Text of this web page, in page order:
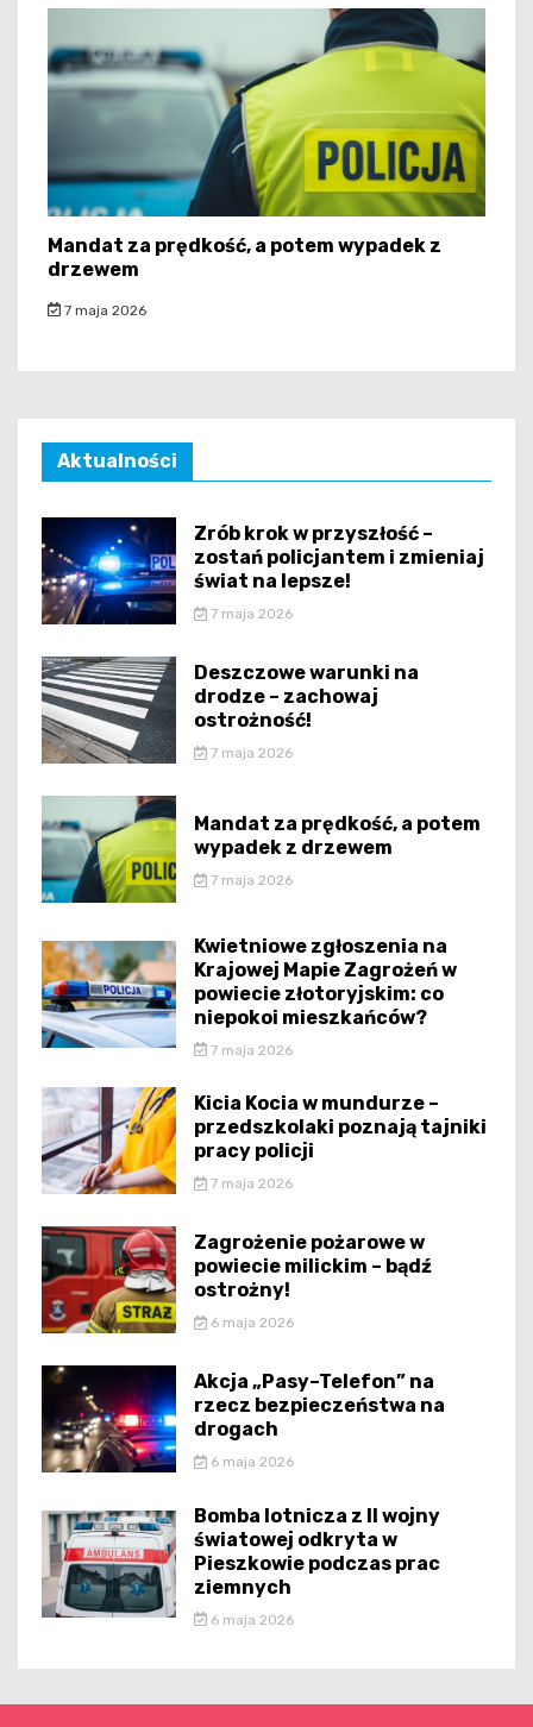
Mandat za prędkość, a potem wypadek z
drzewem
7 maja 2026
Aktualności
Zrób krok w przyszłość –
zostań policjantem i zmieniaj
świat na lepsze!
7 maja 2026
Deszczowe warunki na
drodze – zachowaj
ostrożność!
7 maja 2026
Mandat za prędkość, a potem
wypadek z drzewem
7 maja 2026
Kwietniowe zgłoszenia na
Krajowej Mapie Zagrożeń w
powiecie złotoryjskim: co
niepokoi mieszkańców?
7 maja 2026
Kicia Kocia w mundurze –
przedszkolaki poznają tajniki
pracy policji
7 maja 2026
Zagrożenie pożarowe w
powiecie milickim – bądź
ostrożny!
6 maja 2026
Akcja „Pasy–Telefon” na
rzecz bezpieczeństwa na
drogach
6 maja 2026
Bomba lotnicza z II wojny
światowej odkryta w
Pieszkowie podczas prac
ziemnych
6 maja 2026